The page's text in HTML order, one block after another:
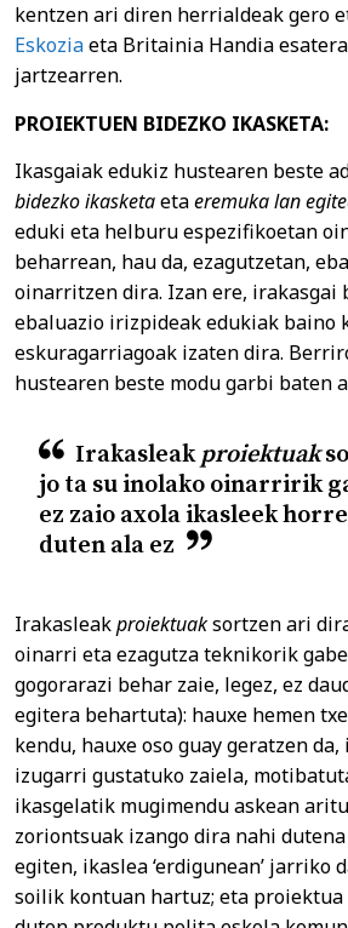
kentzen ari diren herrialdeak gero
Eskoziaeta Britainia Handia
jartzearren.
PROIEKTUEN BIDEZKO IKASKETA:
Ikasgaiak edukiz hustearen beste
bidezko ikasketaetaeremuka lan
eduki eta helburu espezifikoetan
beharrean, hau da, ezagutzetan,
oinarritzen dira. Izan ere, irakasgai
ebaluazio irizpideak edukiak baino
eskuragarriagoak izaten dira.
hustearen beste modu garbi baten
Irakasleakproiektuak
jo ta su inolako oinarririk
ez zaio axola ikasleek
duten ala ez
Irakasleakproiektuaksortzen ari
oinarri eta ezagutza teknikorik
gogorarazi behar zaie, legez, ez
egitera behartuta): hauxe hemen
kendu, hauxe oso guay geratzen
izugarri gustatuko zaiela,
ikasgelatik mugimendu askean
zoriontsuak izango dira nahi
egiten, ikaslea ‘erdigunean’ jarriko
soilik kontuan hartuz; eta